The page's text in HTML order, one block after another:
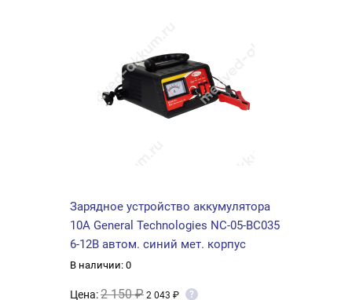
Зарядное устройство аккумулятора
10А General Technologies NC-05-BC035
6-12В автом. синий мет. корпус
В наличии: 0
Цена:2 150 ₽ 2 043 ₽ ?